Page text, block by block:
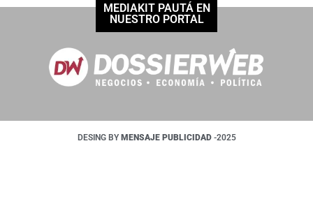
MEDIAKIT PAUTÁ EN
NUESTRO PORTAL
DESING BY MENSAJE PUBLICIDAD -2025